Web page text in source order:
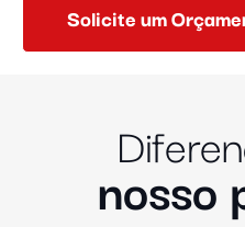
Solicite um
nosso